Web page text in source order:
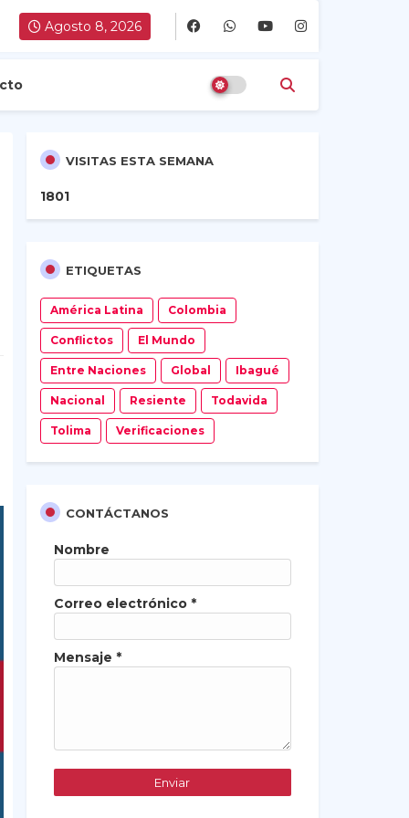
Agosto 8, 2026
VISITAS ESTA SEMANA
1801
ETIQUETAS
América Latina Colombia
Conflictos El Mundo
Entre Naciones Global Ibagué
Nacional Resiente Todavida
Tolima Verificaciones
CONTÁCTANOS
Nombre
Correo electrónico *
Mensaje *